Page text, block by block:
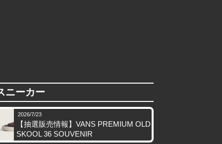
ニーカー
2026/7/23
【抽選販売情報】VANS PREMIUM OLD
SKOOL 36 SOUVENIR